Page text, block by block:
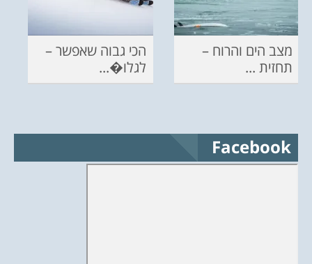
מצב הים והרוח –
תחזית ...
הכי גבוה שאפשר –
לגלו�...
Facebook